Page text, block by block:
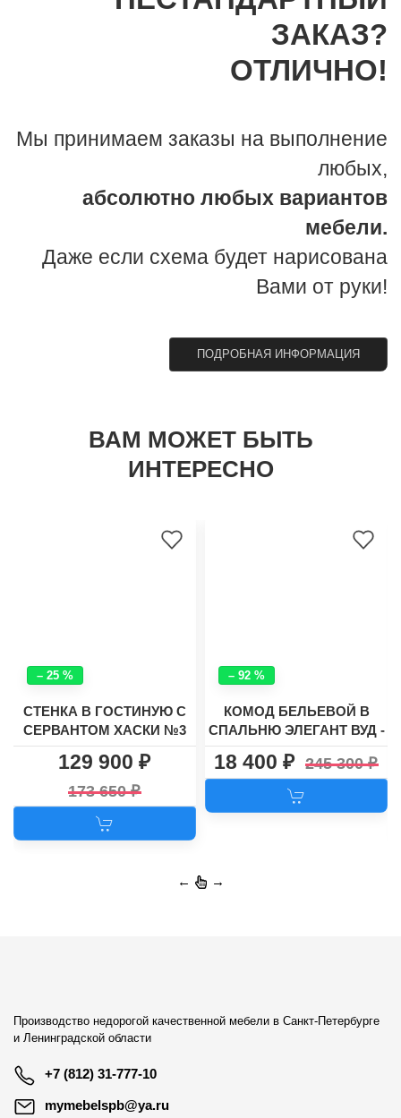
ЗАКАЗ?
ОТЛИЧНО!
Мы принимаем заказы на выполнение
любых,
абсолютно любых вариантов
мебели.
Даже если схема будет нарисована
Вами от руки!
ПОДРОБНАЯ ИНФОРМАЦИЯ
ВАМ МОЖЕТ БЫТЬ
ИНТЕРЕСНО
– 25 %
СТЕНКА В ГОСТИНУЮ С
СЕРВАНТОМ ХАСКИ №3
129 900
173 650
– 92 %
КОМОД БЕЛЬЕВОЙ В
СПАЛЬНЮ ЭЛЕГАНТ ВУД -
33
18 400 245 300
← →
Производство недорогой качественной мебели в Санкт-Петербурге
и Ленинградской области
+7 (812) 31-777-10
mymebelspb@ya.ru